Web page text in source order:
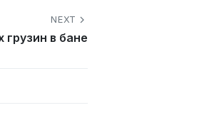
NEXT
в бане